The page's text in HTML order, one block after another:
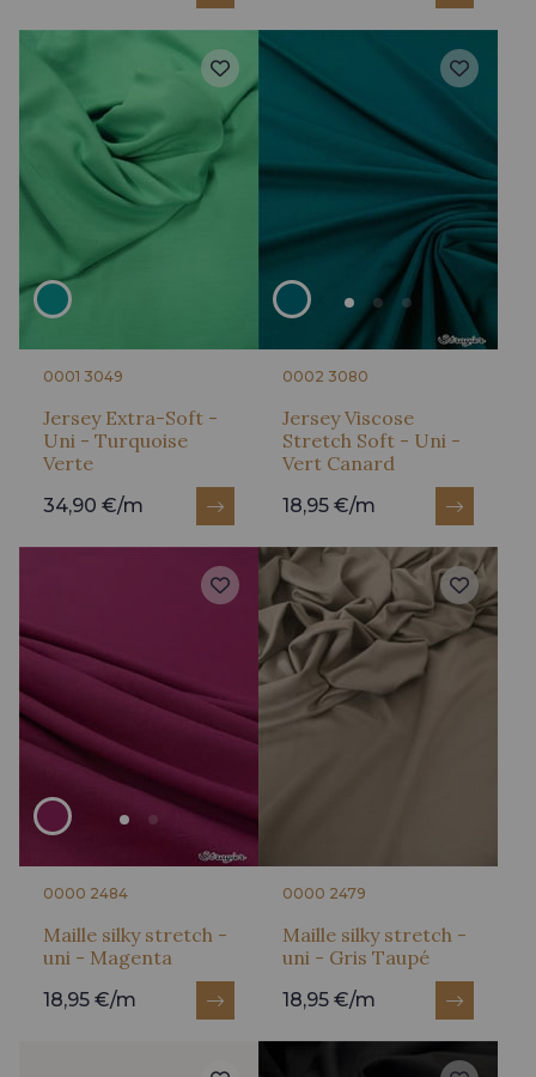
0001 3049
Jersey Extra-Soft -
Uni - Turquoise
Verte
34,90 €/m
0002 3080
Jersey Viscose
Stretch Soft - Uni -
Vert Canard
18,95 €/m
0000 2484
Maille silky stretch -
uni - Magenta
18,95 €/m
0000 2479
Maille silky stretch -
uni - Gris Taupé
18,95 €/m